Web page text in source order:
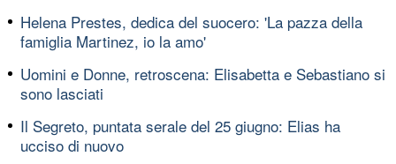
Helena Prestes, dedica del suocero: 'La pazza della
famiglia Martinez, io la amo'
Uomini e Donne, retroscena: Elisabetta e Sebastiano si
sono lasciati
Il Segreto, puntata serale del 25 giugno: Elias ha
ucciso di nuovo